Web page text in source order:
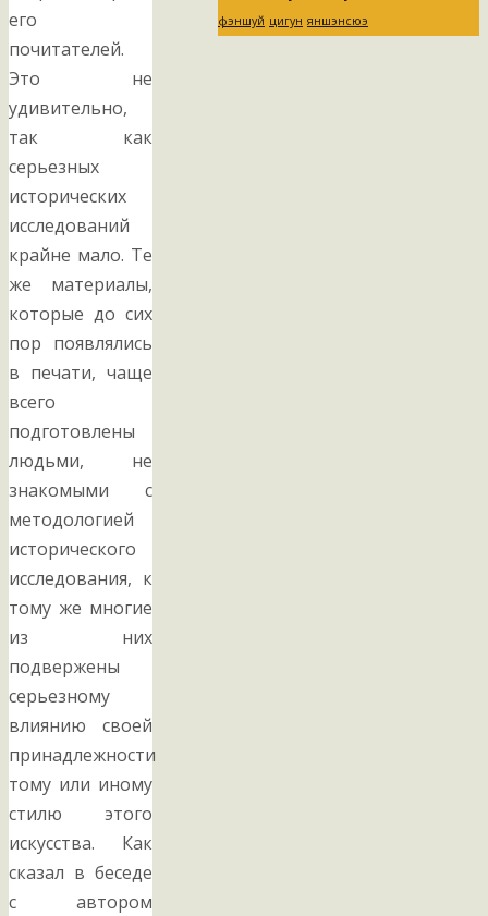
его
почитателей.
Это не
удивительно,
так как
серьезных
исторических
исследований
крайне мало. Те
же материалы,
которые до сих
пор появлялись
в печати, чаще
всего
подготовлены
людьми, не
знакомыми с
методологией
исторического
исследования, к
тому же многие
из них
подвержены
серьезному
влиянию своей
принадлежности
тому или иному
стилю этого
искусства. Как
сказал в беседе
с автором
фэншуй цигун яншэнсюэ